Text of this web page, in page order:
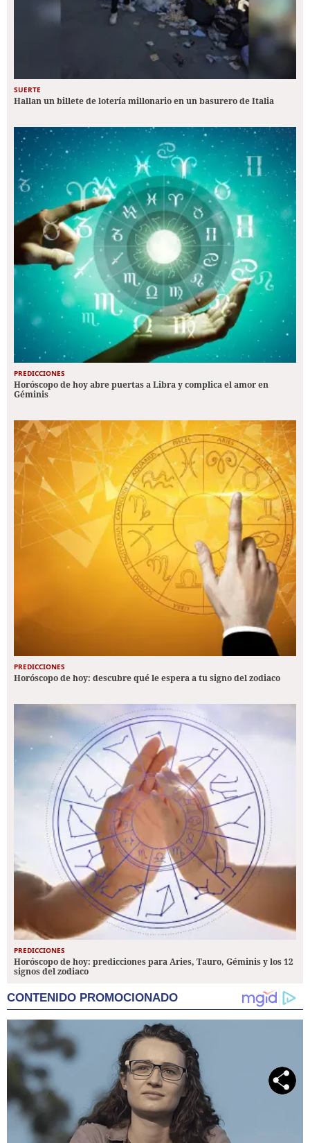
SUERTE
Hallan un billete de lotería millonario en un basurero de Italia
PREDICCIONES
Horóscopo de hoy abre puertas a Libra y complica el amor en
Géminis
PREDICCIONES
Horóscopo de hoy: descubre qué le espera a tu signo del zodiaco
PREDICCIONES
Horóscopo de hoy: predicciones para Aries, Tauro, Géminis y los 12
signos del zodiaco
CONTENIDO PROMOCIONADO